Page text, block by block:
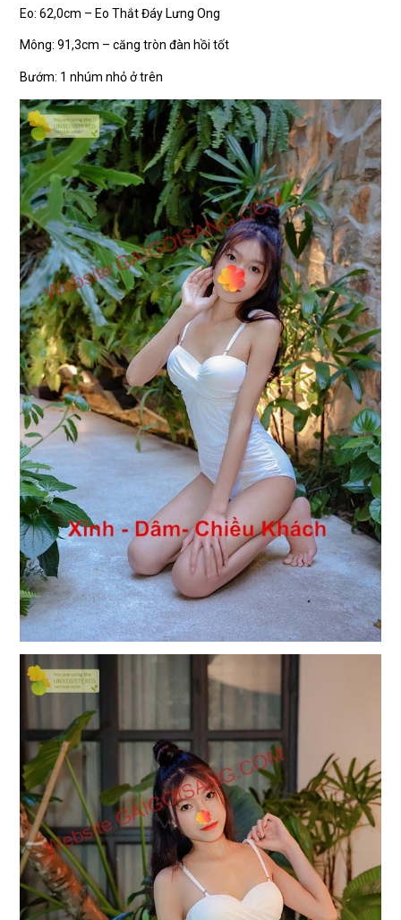
Eo: 62,0cm – Eo Thắt Đáy Lưng Ong
Mông: 91,3cm – căng tròn đàn hồi tốt
Bướm: 1 nhúm nhỏ ở trên